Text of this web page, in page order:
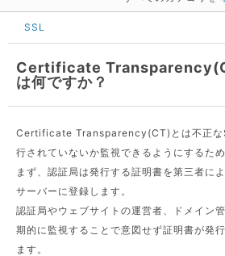
SSL
Certificate
は何ですか？
Certificate Transparency(CT)とは不正な
行されていないか監視できるようにするため
まず、認証局は発行する証明書を第三者に
サーバーに登録します。
認証局やウェブサイトの運営者、ドメイン
期的に監視することで意図せず証明書が発
ます。